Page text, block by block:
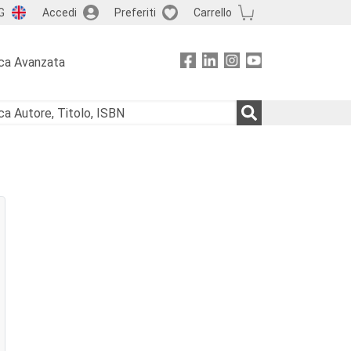
Accedi Preferiti Carrello
Avanzata